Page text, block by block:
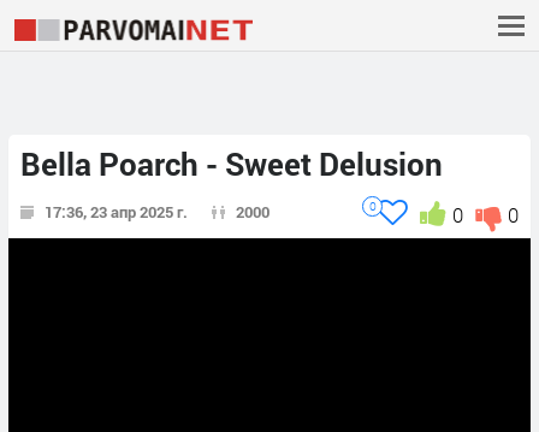
Bella Poarch - Sweet Delusion
17:36, 23 апр 2025 г. 2000 0
0
0